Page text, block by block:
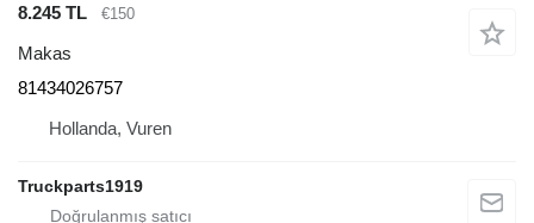
8.245 TL €150
Makas
81434026757
Hollanda, Vuren
Truckparts1919